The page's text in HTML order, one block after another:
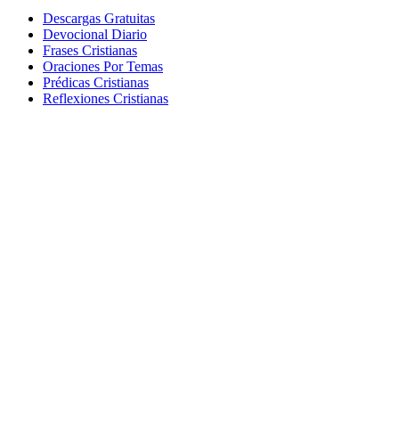
Descargas Gratuitas
Devocional Diario
Frases Cristianas
Oraciones Por Temas
Prédicas Cristianas
Reflexiones Cristianas